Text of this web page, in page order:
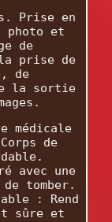
Prise en
photo et
de
prise de
de
la sortie
médicale
de
avec une
tomber.
: Rend
sûre et